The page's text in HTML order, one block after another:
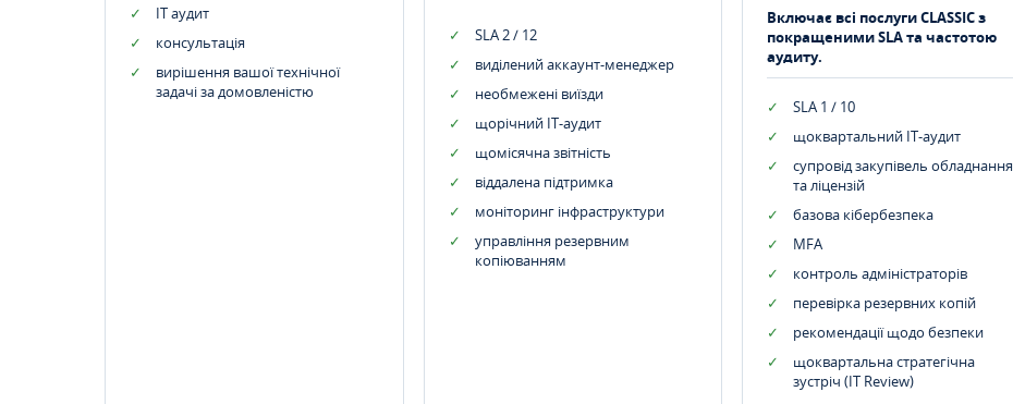
IT аудит
консультація
вирішення вашої технічної
задачі за домовленістю
SLA 2 / 12
виділений аккаунт-менеджер
необмежені виїзди
щорічний IT-аудит
щомісячна звітність
віддалена підтримка
моніторинг інфраструктури
управління резервним
копіюванням
Включає всі послуги CLASSIC з
покращеними SLA та частотою
аудиту.
SLA 1 / 10
щоквартальний IT-аудит
супровід закупівель обладнання
та ліцензій
базова кібербезпека
MFA
контроль адміністраторів
перевірка резервних копій
рекомендації щодо безпеки
щоквартальна стратегічна
зустріч (IT Review)